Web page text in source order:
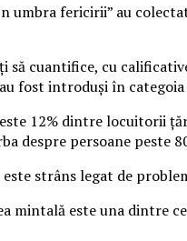
umbra fericirii” au
cuantifice, cu
fost introduşi în
12% dintre locuitorii
despre persoane peste
strâns legat de
mintală este una dintre